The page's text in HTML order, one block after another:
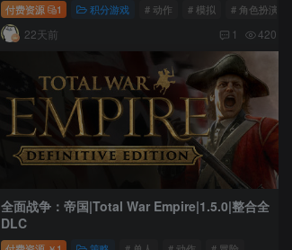
付费资源 1 积分游戏 # 动作 # 模拟 # 角色扮演
22天前 1 420
全面战争：帝国|Total War Empire|1.5.0|整合全
DLC